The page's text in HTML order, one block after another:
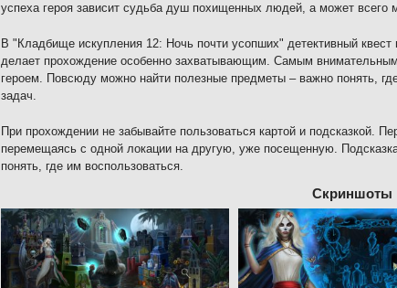
успеха героя зависит судьба душ похищенных людей, а может всего
В "Кладбище искупления 12: Ночь почти усопших" детективный
делает прохождение особенно захватывающим. Самым
героем. Повсюду можно найти полезные предметы – важно понять,
задач.
При прохождении не забывайте пользоваться картой и подсказкой.
перемещаясь с одной локации на другую, уже посещенную.
понять, где им воспользоваться.
Скриншоты